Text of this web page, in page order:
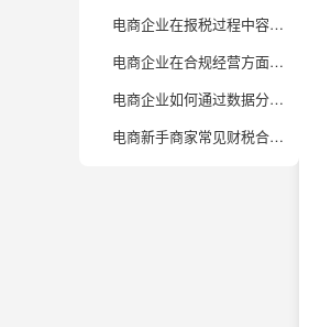
电商企业在报税过程中容易遇到哪些问题？如何避免踩雷？
电商企业在合规经营方面有哪些核心要点？如何降低财税风险？
电商企业如何通过数据分析提升财税管理水平？
电商新手商家常见财税合规误区有哪些？如何快速补齐短板？